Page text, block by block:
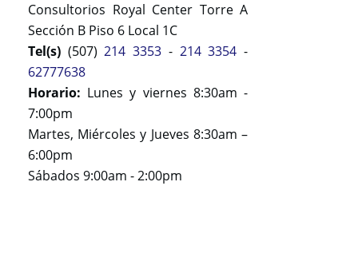
Consultorios Royal Center Torre A
Sección B Piso 6 Local 1C
Tel(s) (507)214 3353 - 214 3354 -
62777638
Horario: Lunes y viernes 8:30am -
7:00pm
Martes, Miércoles y Jueves 8:30am –
6:00pm
Sábados 9:00am - 2:00pm